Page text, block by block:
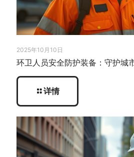
2025年10月10日
环卫人员安全防护装备：守护城
详情